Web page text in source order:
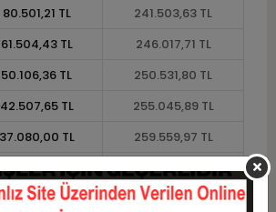
80.501,21 TL
241.503,63 TL
61.504,43 TL
246.017,71 TL
50.106,36 TL
250.531,80 TL
42.507,65 TL
255.045,89 TL
37.080,00 TL
259.559,97 TL
33.009,26 TL
264.074,06 TL
29.843,13 TL
268.588,15 TL